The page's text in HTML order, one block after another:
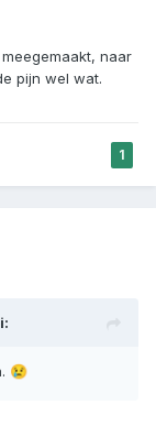
naar
pijn wel wat.
1
😢